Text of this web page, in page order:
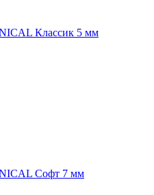
Классик 5 мм
Софт 7 мм